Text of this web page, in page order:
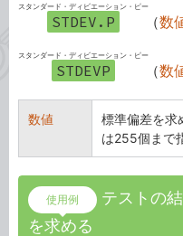
STDEV.P
スタンダード・ディビエーション・ピー
（数
STDEVP
スタンダード・ディビエーション・ピー
（数
数値
標準偏差を求
は255個まで
使用例
テストの
を求める